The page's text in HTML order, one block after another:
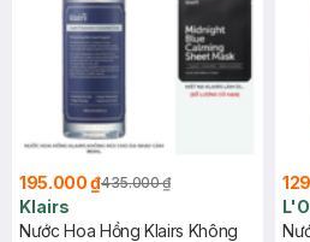
195.000 ₫435.000 ₫
Klairs
Nước Hoa Hồng Klairs Không